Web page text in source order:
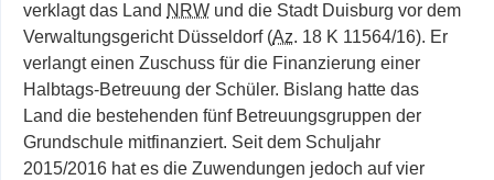
verklagt das Land NRW und die Stadt Duisburg vor dem
Verwaltungsgericht Düsseldorf (Az. 18 K 11564/16). Er
verlangt einen Zuschuss für die Finanzierung einer
Halbtags-Betreuung der Schüler. Bislang hatte das
Land die bestehenden fünf Betreuungsgruppen der
Grundschule mitfinanziert. Seit dem Schuljahr
2015/2016 hat es die Zuwendungen jedoch auf vier